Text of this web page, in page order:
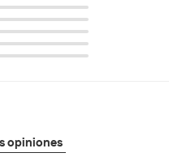
opiniones